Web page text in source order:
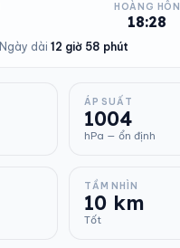
HOÀNG HÔN
18:28
Ngày dài 12 giờ 58 phút
ÁP SUẤT
1004
hPa — ổn định
TẦM NHÌN
10 km
Tốt